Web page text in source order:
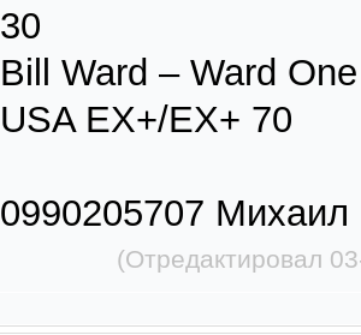
30
Bill Ward ‎– Ward
USA EX+/EX+ 70
0990205707 Михаил
(Отредактировал